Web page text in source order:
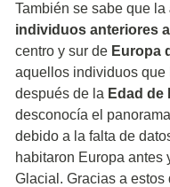
También se sabe que la
individuos anteriores
centro y sur de Europa
aquellos individuos que
después de la Edad de
desconocía el
debido a la falta de
habitaron Europa antes
Glacial. Gracias a